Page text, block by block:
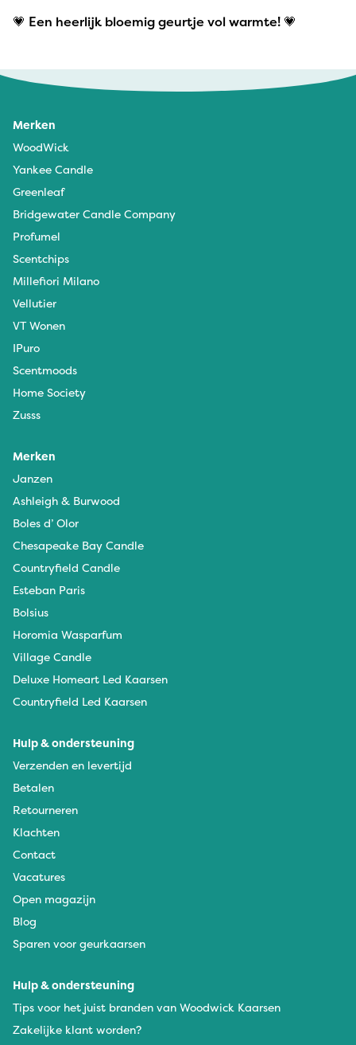
💗 Een heerlijk bloemig geurtje vol warmte! 💗
Merken
WoodWick
Yankee Candle
Greenleaf
Bridgewater Candle Company
Profumel
Scentchips
Millefiori Milano
Vellutier
VT Wonen
IPuro
Scentmoods
Home Society
Zusss
Merken
Janzen
Ashleigh & Burwood
Boles d’ Olor
Chesapeake Bay Candle
Countryfield Candle
Esteban Paris
Bolsius
Horomia Wasparfum
Village Candle
Deluxe Homeart Led Kaarsen
Countryfield Led Kaarsen
Hulp & ondersteuning
Verzenden en levertijd
Betalen
Retourneren
Klachten
Contact
Vacatures
Open magazijn
Blog
Sparen voor geurkaarsen
Hulp & ondersteuning
Tips voor het juist branden van Woodwick Kaarsen
Zakelijke klant worden?